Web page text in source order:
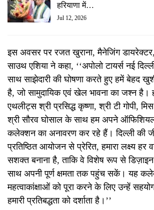
हरियाणा में…
Jul 12, 2026
इस अवसर पर रजत खुराना, मैनेजिंग
साउथ एशिया ने कहा, ‘‘अपोलो टायर्स नई
साथ साझेदारी की घोषणा करते हुए हमें बेहद
है, जो सामुदायिक एवं खेल भावना का जश्न है।
एथलीट्स श्री प्रसिद्ध कृष्णा, श्री टी गोपी,
श्री सौरव घोसाल के साथ हम अपने ऑफिशियल
कलेक्शन का अनावरण कर रहे हैं। दिल्ली की
प्रतिष्ठित आयोजन से प्रेरित, हमारा लक्ष्य हर
सशक्त बनाना है, ताकि वे विशेष रूप से डिज़ाइन
साथ अपनी पूर्ण क्षमता तक पहुंच सकें। यह
महत्वाकांक्षाओं को पूरा करने के लिए उन्हें
हमारी प्रतिबद्धता को दर्शाता है।’’